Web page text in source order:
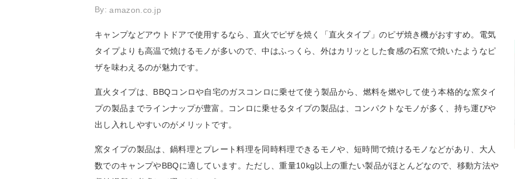
By:amazon.co.jp
キャンプなどアウトドアで使用するなら、直火でピザを焼く「直火タイプ」のピザ焼き機がおすすめ。電気
タイプよりも高温で焼けるモノが多いので、中はふっくら、外はカリッとした食感の石窯で焼いたようなピ
ザを味わえるのが魅力です。
直火タイプは、BBQコンロや自宅のガスコンロに乗せて使う製品から、燃料を燃やして使う本格的な窯タイ
プの製品までラインナップが豊富。コンロに乗せるタイプの製品は、コンパクトなモノが多く、持ち運びや
出し入れしやすいのがメリットです。
窯タイプの製品は、鍋料理とプレート料理を同時料理できるモノや、短時間で焼けるモノなどがあり、大人
数でのキャンプやBBQに適しています。ただし、重量10kg以上の重たい製品がほとんどなので、移動方法や